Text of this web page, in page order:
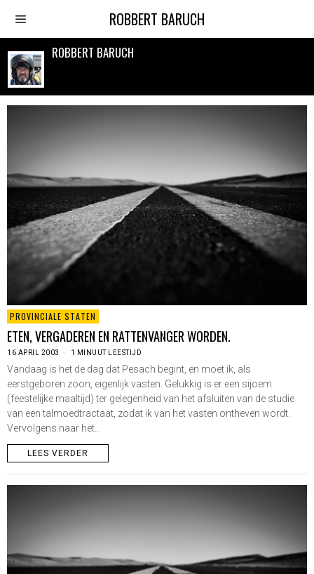
ROBBERT BARUCH
ROBBERT BARUCH
PROVINCIALE STATEN
ETEN, VERGADEREN EN RATTENVANGER WORDEN.
16 APRIL 2003 1 MINUUT LEESTIJD
Vandaag is het de dag dat Pesach begint, en moet ik, als
eerstgeboren zoon, eigenlijk vasten. Gelukkig is er een sijoem
(feestelijke maaltijd) ter gelegenheid van het afsluiten van de studie
van een talmoedtractaat, zodat ik van het vasten ontheven wordt.
Vervolgens naar het…
LEES VERDER